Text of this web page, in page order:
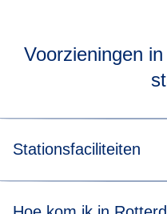
Voorzieningen
Stationsfaciliteiten
geldautomaten